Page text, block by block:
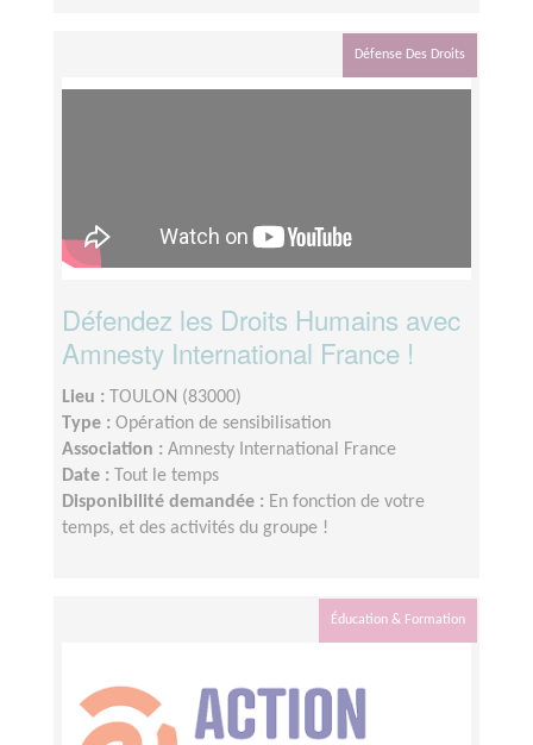
Défense Des Droits
Défendez les Droits Humains avec
Amnesty International France !
Lieu :
TOULON (83000)
Type : Opération de sensibilisation
Association : Amnesty International France
Date :
Tout le temps
Disponibilité demandée : En fonction de votre
temps, et des activités du groupe !
Éducation & Formation